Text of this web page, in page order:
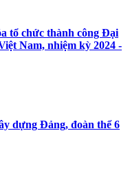
tổ chức thành công Đại
Nam, nhiệm kỳ 2024 -
dựng Đảng, đoàn thể 6